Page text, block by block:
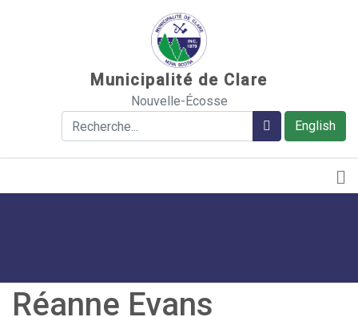
Municipalité de Clare
Nouvelle-Écosse
English
Rechercher Rechercher
Réanne Evans